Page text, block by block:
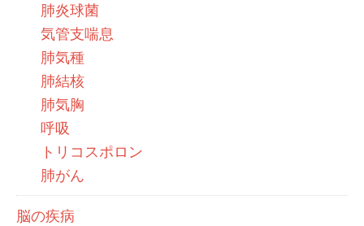
肺炎球菌
気管支喘息
肺気種
肺結核
肺気胸
呼吸
トリコスポロン
肺がん
脳の疾病